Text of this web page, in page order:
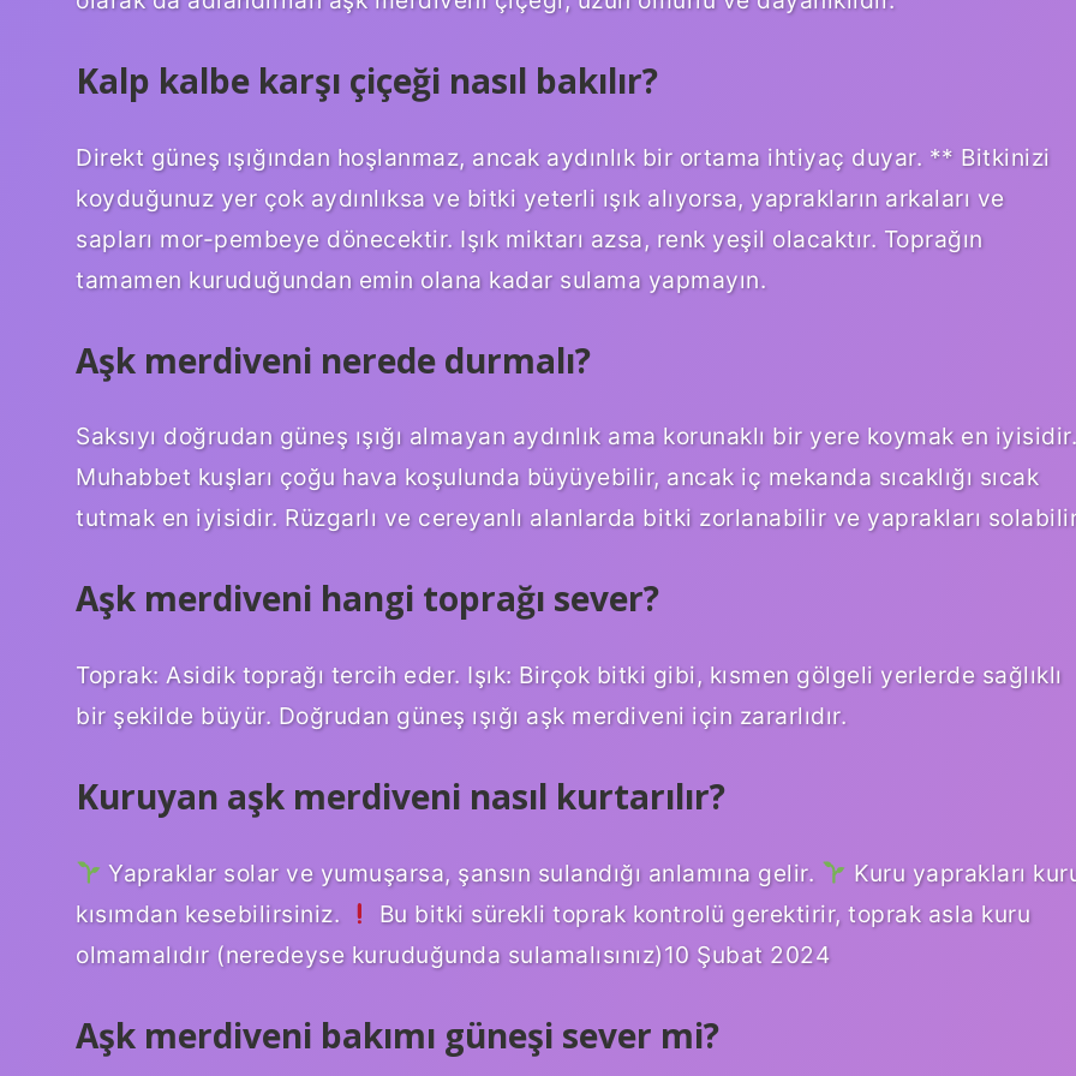
Kalp kalbe karşı çiçeği nasıl bakılır?
Direkt güneş ışığından hoşlanmaz, ancak aydınlık bir ortama ihtiyaç duyar. ** Bitkinizi
koyduğunuz yer çok aydınlıksa ve bitki yeterli ışık alıyorsa, yaprakların arkaları ve
sapları mor-pembeye dönecektir. Işık miktarı azsa, renk yeşil olacaktır. Toprağın
tamamen kuruduğundan emin olana kadar sulama yapmayın.
Aşk merdiveni nerede durmalı?
Saksıyı doğrudan güneş ışığı almayan aydınlık ama korunaklı bir yere koymak en iyisidir.
Muhabbet kuşları çoğu hava koşulunda büyüyebilir, ancak iç mekanda sıcaklığı sıcak
tutmak en iyisidir. Rüzgarlı ve cereyanlı alanlarda bitki zorlanabilir ve yaprakları
Aşk merdiveni hangi toprağı sever?
Toprak: Asidik toprağı tercih eder. Işık: Birçok bitki gibi, kısmen gölgeli yerlerde sağlıklı
bir şekilde büyür. Doğrudan güneş ışığı aşk merdiveni için zararlıdır.
Kuruyan aşk merdiveni nasıl kurtarılır?
Yapraklar solar ve yumuşarsa, şansın sulandığı anlamına gelir.
Kuru yaprakları
kısımdan kesebilirsiniz.
Bu bitki sürekli toprak kontrolü gerektirir, toprak asla kuru
olmamalıdır (neredeyse kuruduğunda sulamalısınız)10 Şubat 2024
Aşk merdiveni bakımı güneşi sever mi?